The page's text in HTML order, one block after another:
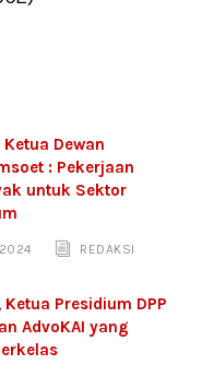
Dewan
: Pekerjaan
untuk Sektor
2024 REDAKSI
Presidium DPP
AdvoKAI yang